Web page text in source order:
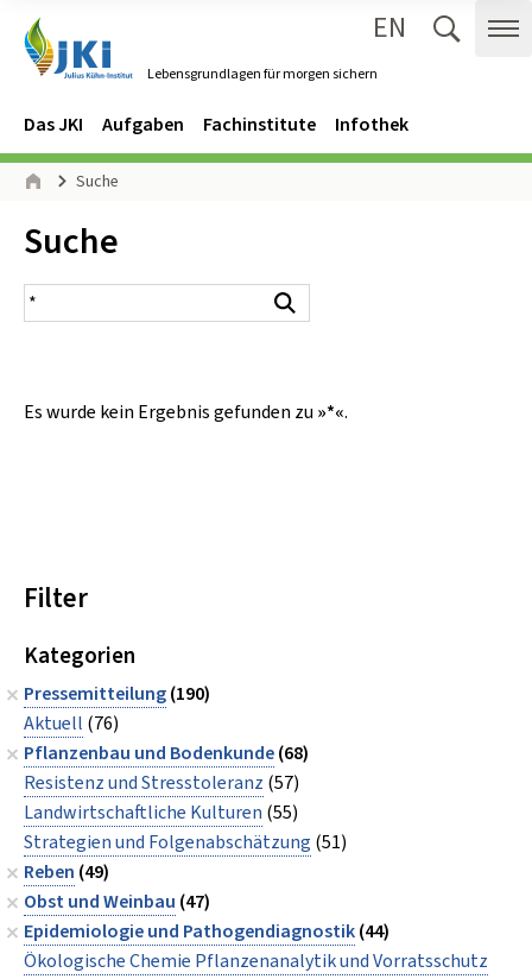
Lebensgrundlagen für morgen sichern
EN
Navigation
Hauptmenü
Das JKI Aufgaben Fachinstitute Infothek
Seitenpfad
Suche
Inhalt:
Suche
Suchergebnis
Es wurde kein Ergebnis gefunden zu »*«.
Filter
Kategorien
Pressemitteilung(190)
Aktuell (76)
Pflanzenbau und Bodenkunde(68)
Resistenz und Stresstoleranz (57)
Landwirtschaftliche Kulturen (55)
Strategien und Folgenabschätzung (51)
Reben (49)
Obst und Weinbau (47)
Epidemiologie und Pathogendiagnostik(44)
Ökologische Chemie Pflanzenanalytik und Vorratsschutz